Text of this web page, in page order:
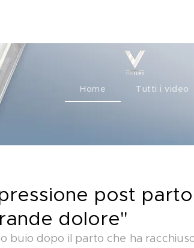
Home Tutti i video
post
dolore"
buio dopo il parto che ha